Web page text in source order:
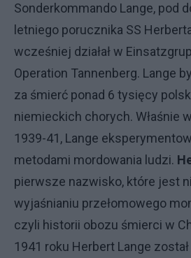
Sonderkommando Lange, pod
letniego porucznika SS
wcześniej działał w
Operation Tannenberg. Lange
za śmierć ponad 6 tysięcy
niemieckich chorych. Właśnie
1939-41, Lange
metodami mordowania ludzi.
pierwsze nazwisko, które jest
wyjaśnianiu przełomowego
czyli historii obozu śmierci w
1941 roku Herbert Lange